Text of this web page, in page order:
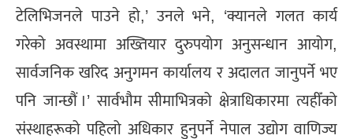
टेलिभिजनले पाउने हो,’ उनले भने, ‘क्यानले गलत कार्य
गरेको अवस्थामा अख्तियार दुरुपयोग अनुसन्धान आयोग,
सार्वजनिक खरिद अनुगमन कार्यालय र अदालत जानुपर्ने भए
पनि जान्छौं ।’ सार्वभौम सीमाभित्रको क्षेत्राधिकारमा त्यहीँको
संस्थाहरूको पहिलो अधिकार हुनुपर्ने नेपाल उद्योग वाणिज्य